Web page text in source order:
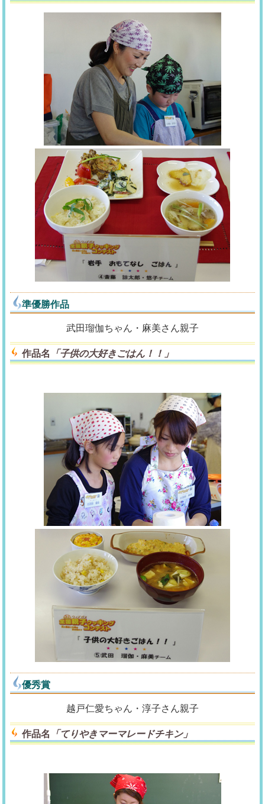
準優勝作品
武田瑠伽ちゃん・麻美さん親子
作品名 「子供の大好きごはん！！」
優秀賞
越戸仁愛ちゃん・淳子さん親子
作品名 「てりやきマーマレードチキン」